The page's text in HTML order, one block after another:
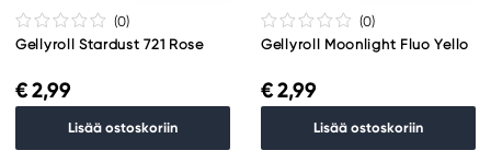
(0)
Gellyroll Stardust 721 Rose
€ 2,99
Lisää ostoskoriin
(0)
Gellyroll Moonlight Fluo Yello
€ 2,99
Lisää ostoskoriin